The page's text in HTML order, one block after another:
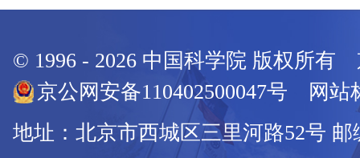
© 1996 - 2026 中国科学院 版权所有
京公网安备110402500047号 网站
地址：北京市西城区三里河路52号 邮